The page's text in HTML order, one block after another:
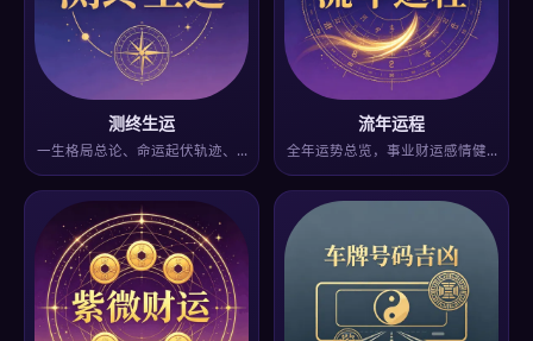
测终生运
一生格局总论、命运起伏轨迹、…
流年运程
全年运势总览，事业财运感情健…